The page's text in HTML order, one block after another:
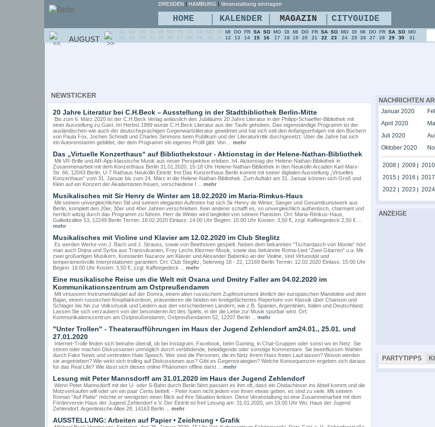
NEWSTICKER
20 Jahre Literatur bei C.H.Beck – Ausstellung in der Stadtbibliothek Berlin-Mitte
Bis zum 6. März 2020 ist der C.H.Beck Verlag anlässlich des Jubiläums 20 Jahre Literatur in der Philipp-Schaeffer-Bibliothek mit
einer Ausstellung zu Gast. Im Herbst 1999 wurde C.H.Beck Literatur aus der Taufe gehoben. Das eigenständige Programm ist der
ausländischen wie auch der deutschsprachigen Gegenwartsliteratur gewidmet und hat sich seit den Anfangserfolgen mit den Büchern
von Paula Fox, Jochen Schmidt und Charles Simmons beim Publikum und der Literaturkritik durchgesetzt. Über die Jahre hat sich
ein Autorenstamm gebildet, der dem Programm ein eigenes Profil gibt: Von ... mehr
Das „Virtuelle Konzerthaus“ auf Bibliothekstour - Aktionstag in der Helene-Nathan-Bibliothek
Mit VR-Brille und AR-App klassische Musik aus neuer Perspektive erleben. h4. Aktionstag der Helene-Nathan-Bibliothek in
Zusammenarbeit mit dem Konzerthaus Berlin 31.01.2020, 15-18 Uhr Helene-Nathan-Bibliothek in den Neukölln Arcaden Karl-Marx-
Str. 66, 12043 Berlin, U-7 Rathaus Neukölln Eintritt: frei Das Konzerthaus Berlin kommt mit seiner digitalen Ausstellung „Virtuelles
Konzerthaus“ vom 31. Januar bis zum 24. März in die Helene-Nathan-Bibliothek. Zum Auftakt am 31. Januar können sich Groß und
Klein auf ein Konzert der Akademisten freuen, verschiedene I ... mehr
Musikalisches mit Sir Henry de Winter am 18.02.2020 im Maria-Rimkus-Haus
Mit seinem unvergleichlichen Stil und seinem eleganten Auftreten hat sich Sir Henry de Winter, Sänger und Gesamtkunstwerk aus
Berlin, komplett den 20er, 30er und 40er Jahren verschrieben. Kein anderer schafft es, so unvergleichlich authentisch, charmant und
herrlich witzig durch das Programm zu führen. Herr de Winter wird begleitet von seinem Pianisten. Ort: Maria-Rimkus-Haus,
Gallwitzallee 53, 12249 Berlin Termin: 18.02.2020 Einlass: 14:00 Uhr Beginn: 15:00 Uhr Kosten: 3,50 €, zzgl. Kaffeegedeck 2,50 € ...
mehr
Musikalisches mit Violine und Klavier am 12.02.2020 im Club Steglitz
Es werden Werke von J. Bach und J. Strauss, sowie von Beethoven gespielt. Neben dem bekannten “Tschardasch von Montie“ hört
man auch Dojna und Syrba aus Transsilvanien, Frey Lechs Klezmer-Musik, sowie das bekannte Roma-Lied “Zwei Gitarren” u.a. Mit
zwei großartigen Musikern, Konstantin Nazarov am Klavier und Alexander Babenko an der Violine, sind Virtuosität und
temperamentvolle Interpretationen garantiert. Ort: Club Steglitz, Selerweg 18 - 22, 12169 Berlin Termin: 12.02.2020 Einlass: 15:00 Uhr
Beginn: 16:00 Uhr Kosten: 3,50 €, zzgl. Kaffeegedeck ... mehr
Eine musikalische Reise um die Welt mit Oxana und Dmitry Faller am 04.02.2020 im
Kommunikationszentrum am Ostpreußendamm
Mit virtuosem Instrumentalspiel auf der Domra, einem alten russischem Zupfinstrument ähnlich der europäischen Mandoline und dem
Bajan, einem russischen Knopfakkordeon, präsentieren die beiden ein breitgefächertes Repertoire von Klassik über Chanson und
Schlager bis hin zur Volksmusik und Liedern aus den verschiedenen Ländern, wie z.B. Spanien, Argentinien, Italien und Deutschland.
Lassen Sie sich verzaubern von der besonderen Art des Spiels, in der die Liebe zur Musik spürbar wird. Ort:
Kommunikationszentrum am Ostpreußendamm, Ostpreußendamm 52, 12207 Berlin ... mehr
"Unter Trollen" - Theateraufführungen im Haus der Jugend Zehlendorf am24.01., 25.01. und
27.01.2020
Internet-Trolle finden sich beinahe überall, ob bei Instagram, Facebook, beim Gaming, in Chat-Gruppen oder sonst wo im Netz. Sie
stören oder machen Diskussionen unmöglich durch verblödende, beleidigende oder sonstige Kommentare. Sie beeinflussen Wahlen
durch Fake News und verbreiten Hate Speech. Wer sind die Personen, die im Netz ihrem Hass freien Lauf lassen? Wovon werden
sie angetrieben? Wie wirkt sich trolling auf Diskussionen aus? Gibt es Gegenstrategien? Welche Konsequenzen ergeben sich daraus
für das Real Life? Wie lässt sich dieses online-Phänomen offline darst ... mehr
Lesung mit Peter Mannsdorff am 31.01.2020 im Haus der Jugend Zehlendorf
Wenn Peter Mannsdorff mit der U- oder S-Bahn durch Berlin fährt passiert es ihm oft, dass ein Obdachloser ins Abteil kommt und die
Motzverkaufen will oder um ein paar Cents bettelt. - Peter kann nicht jedem von ihnen etwas geben, es sind zu viele. Mit seinem
Roman “Auf Platte” möchte er wenigsten einen Blick auf ihre Situation lenken. Diese Veranstaltung ist eine Zusammenarbeit mit dem
Förderverein Haus der Jugend Zehlendorf e.V. Der Eintritt ist frei! Lesung am: 31.01.2020, um 19.00 Uhr Wo: Haus der Jugend
Zehlendorf, Argentinische Allee 28, 14163 Berlin ... mehr
AUSSTELLUNG: Arbeiten auf Papier • Zeichnung • Grafik
NACHRICHTEN
Januar 2020
April 2020
Juli 2020
Oktober 2020
2008| 2009 | 2010
2015| 2016 | 2017
2022 | 2023 | 2024
ANZEIGE
PARTYTIPPS
DRESDEN | HAMBURG | Veranstaltung eintragen
HOME | KALENDER | MAGAZIN | CITYGUIDE
AUGUST
SA
01
SO
02
MO
03
DI
04
MI
05
DO
06
FR
07
SA
08
SO
09
MO
10
DI
11
MI
12
DO
13
FR
14
SA
15
SO
16
MO
17
DI
18
MI
19
DO
20
FR
21
SA
22
SO
23
MO
24
DI
25
MI
26
DO
27
FR
28
SA
29
SO
30
MO
31